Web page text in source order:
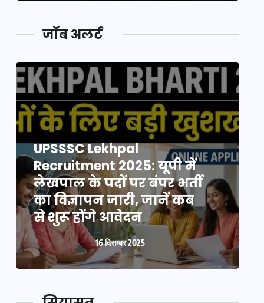
जॉब अलर्ट
UPSSSC Lekhpal
Recruitment 2025: यूपी में
लेखपाल के पदों पर बंपर भर्ती
का विज्ञापन जारी, जानें कब
से शुरू होंगे आवेदन
16 दिसम्बर 2025